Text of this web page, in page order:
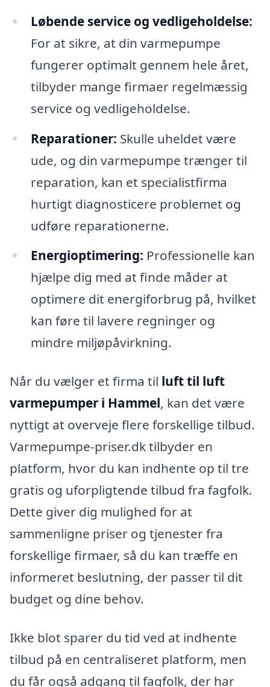
Løbende service og vedligeholdelse:
For at sikre, at din varmepumpe
fungerer optimalt gennem hele året,
tilbyder mange firmaer regelmæssig
service og vedligeholdelse.
Reparationer: Skulle uheldet være
ude, og din varmepumpe trænger til
reparation, kan et specialistfirma
hurtigt diagnosticere problemet og
udføre reparationerne.
Energioptimering: Professionelle kan
hjælpe dig med at finde måder at
optimere dit energiforbrug på, hvilket
kan føre til lavere regninger og
mindre miljøpåvirkning.
Når du vælger et firma til luft til luft
varmepumper i Hammel, kan det være
nyttigt at overveje flere forskellige tilbud.
Varmepumpe-priser.dk tilbyder en
platform, hvor du kan indhente op til tre
gratis og uforpligtende tilbud fra fagfolk.
Dette giver dig mulighed for at
sammenligne priser og tjenester fra
forskellige firmaer, så du kan træffe en
informeret beslutning, der passer til dit
budget og dine behov.
Ikke blot sparer du tid ved at indhente
tilbud på en centraliseret platform, men
du får også adgang til fagfolk, der har